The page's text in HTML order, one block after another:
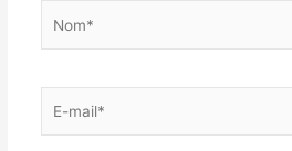
mail*